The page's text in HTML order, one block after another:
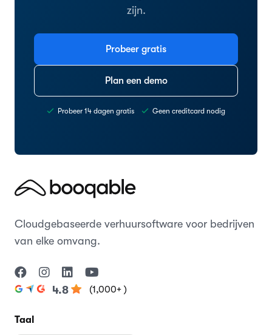
zijn.
Probeer gratis
Plan een demo
Probeer 14 dagen gratis Geen creditcard nodig
Cloudgebaseerde verhuursoftware voor bedrijven
van elke omvang.
4.8 (1,000+ )
Taal